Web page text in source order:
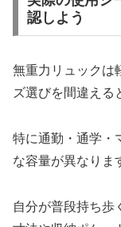
認しよう
無重力リュックは
ズ選びを間違える
特に通勤・通学・
な容量が異なりま
自分が普段持ち歩